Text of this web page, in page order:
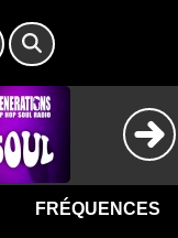
FRÉQUENCES